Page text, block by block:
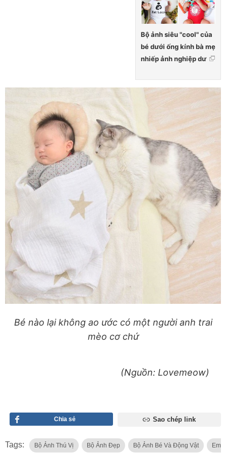
Bộ ảnh siêu "cool" của
bé dưới ống kính bà mẹ
nhiếp ảnh nghiệp dư
Bé nào lại không ao ước có một người anh trai
mèo cơ chứ
(Nguồn: Lovemeow)
Chia sẻ Sao chép link
Tags: Bộ Ảnh Thú Vị Bộ Ảnh Đẹp Bộ Ảnh Bé Và Động Vật Em